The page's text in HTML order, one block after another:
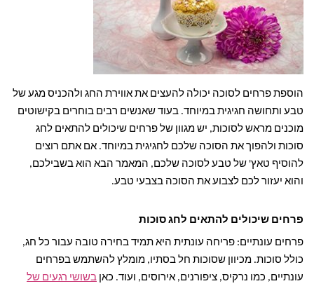
הוספת פרחים לסוכה יכולה להעצים את אווירת החג ולהכניס מגע של
טבע ותחושה חגיגית במיוחד. בעוד שאנשים רבים בוחרים בקישוטים
מוכנים מראש לסוכות, יש מגוון של פרחים שיכולים להתאים לחג
סוכות ולהפוך את הסוכה שלכם לחגיגית במיוחד. אם אתם רוצים
להוסיף טאץ' של טבע לסוכה שלכם, המאמר הבא הוא בשבילכם,
והוא יעזור לכם לצבוע את הסוכה בצבעי טבע.
פרחים שיכולים להתאים לחג סוכות
פרחים עונתיים: פריחה עונתית היא תמיד בחירה טובה עבור כל חג,
כולל סוכות. מכיוון שסוכות חל בסתיו, מומלץ להשתמש בפרחים
עונתיים, כמו נרקיס, ציפורנים, אירוסים, ועוד. כאן בשושי רגעים של